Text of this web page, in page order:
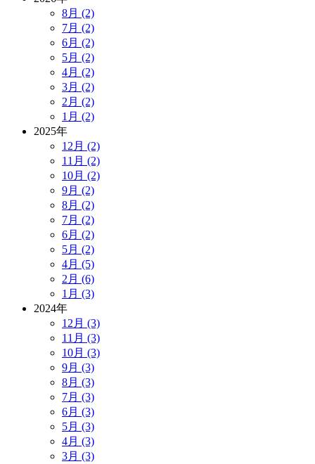
8月 (2)
7月 (2)
6月 (2)
5月 (2)
4月 (2)
3月 (2)
2月 (2)
1月 (2)
2025年
12月 (2)
11月 (2)
10月 (2)
9月 (2)
8月 (2)
7月 (2)
6月 (2)
5月 (2)
4月 (5)
2月 (6)
1月 (3)
2024年
12月 (3)
11月 (3)
10月 (3)
9月 (3)
8月 (3)
7月 (3)
6月 (3)
5月 (3)
4月 (3)
3月 (3)